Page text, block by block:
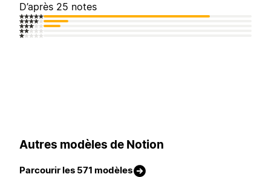
D’après 25 notes
Autres modèles de Notion
Parcourir les 571 modèles